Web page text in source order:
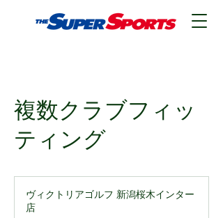
複数クラブフィッ
ティング
ヴィクトリアゴルフ 新潟桜木インター
店